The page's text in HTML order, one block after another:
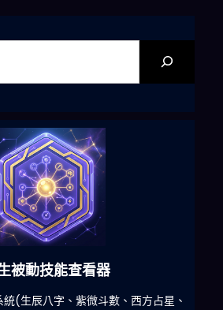
被動技能查看器
(生辰八字、紫微斗數、西方占星、